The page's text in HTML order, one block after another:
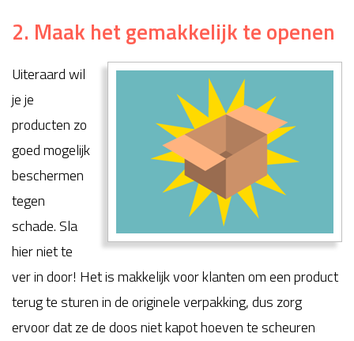
2. Maak het gemakkelijk te openen
Uiteraard wil
je je
producten zo
goed mogelijk
beschermen
tegen
schade. Sla
hier niet te
ver in door! Het is makkelijk voor klanten om een product
terug te sturen in de originele verpakking, dus zorg
ervoor dat ze de doos niet kapot hoeven te scheuren